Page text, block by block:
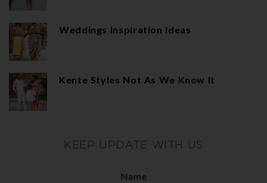
Weddings Inspiration ideas
Kente Styles Not As We Know It
KEEP UPDATE WITH US
Name